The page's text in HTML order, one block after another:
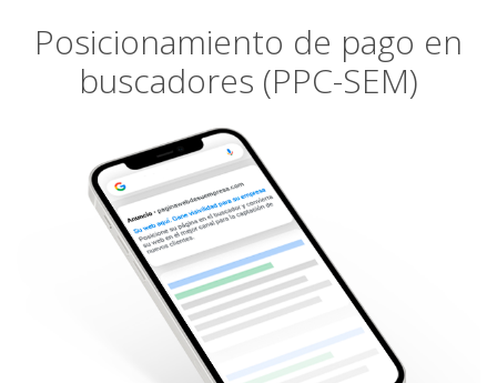
Posicionamiento de pago en
buscadores (PPC-SEM)